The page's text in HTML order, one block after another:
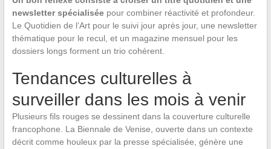
newsletter spécialiséepour combiner réactivité et profondeur.
Le Quotidien de l’Art pour le suivi jour après jour, une newsletter
thématique pour le recul, et un magazine mensuel pour les
dossiers longs forment un trio cohérent.
Tendances culturelles à
surveiller dans les mois à venir
Plusieurs fils rouges se dessinent dans la couverture culturelle
francophone. La Biennale de Venise, ouverte dans un contexte
décrit comme houleux par la presse spécialisée, génère une